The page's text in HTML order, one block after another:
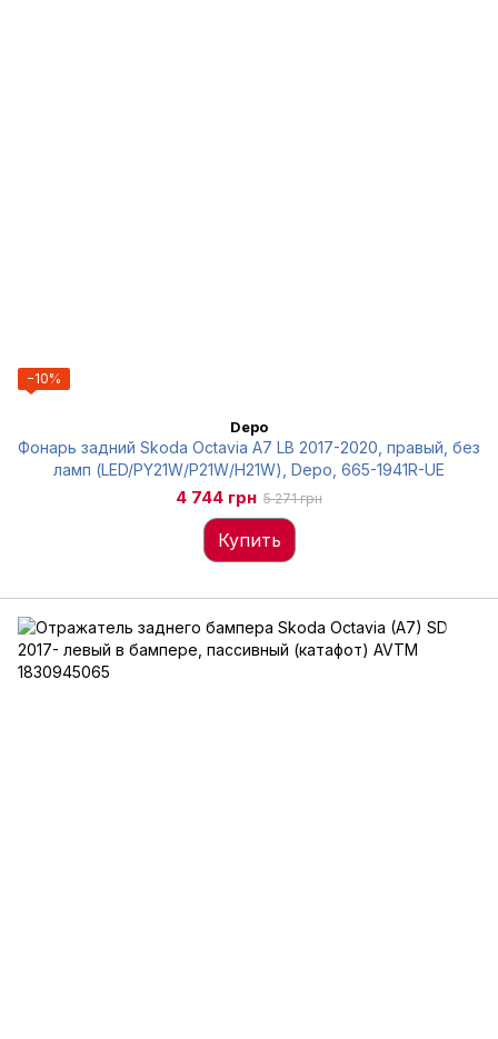
−10%
Depo
Фонарь задний Skoda Octavia A7 LB 2017-2020, правый, без
ламп (LED/PY21W/P21W/H21W), Depo, 665-1941R-UE
4 744 грн 5 271 грн
Купить